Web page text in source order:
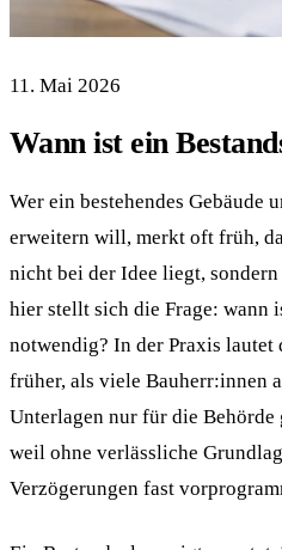
11. Mai 2026
Wann ist ein
Wer ein bestehendes Gebäude
erweitern will, merkt oft früh,
nicht bei der Idee liegt,
hier stellt sich die Frage: wann
notwendig? In der Praxis
früher, als viele Bauherr:innen
Unterlagen nur für die Behörde
weil ohne verlässliche
Verzögerungen fast